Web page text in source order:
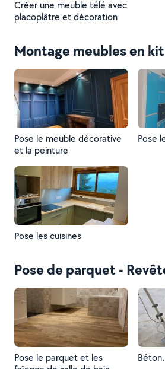
Créer une meuble télé avec
placoplâtre et décoration
Montage meubles en kit
Pose le meuble décorative
et la peinture
Pose
Pose les cuisines
Pose de parquet -
Pose le parquet et les